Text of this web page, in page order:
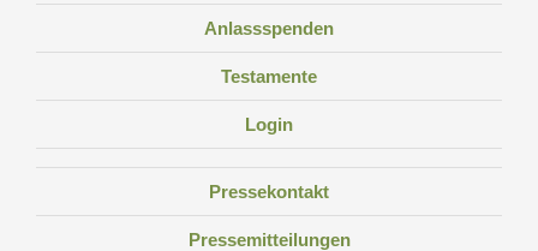
Anlassspenden
Testamente
Login
Pressekontakt
Pressemitteilungen